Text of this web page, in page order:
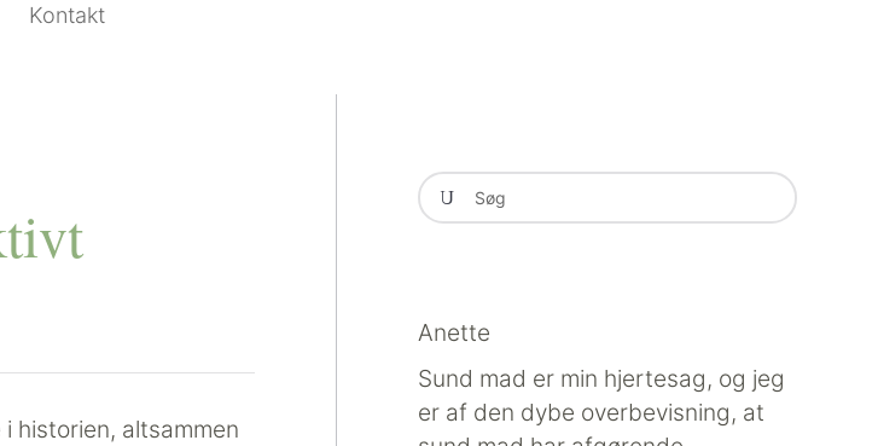
Kontakt
historien, altsammen
Anette
Sund mad er min hjertesag, og jeg
er af den dybe overbevisning, at